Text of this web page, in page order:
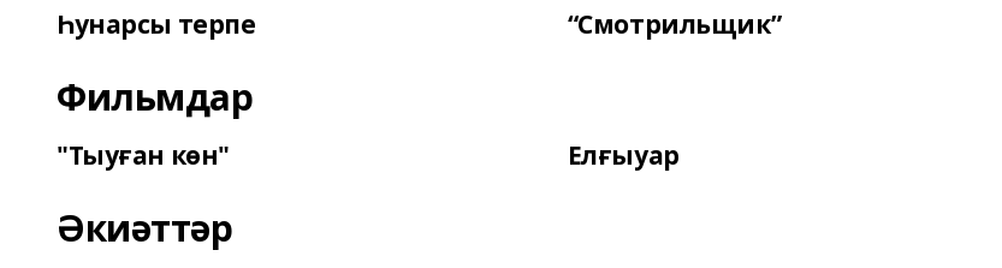
Һунарсы терпе “Смотрильщик”
Фильмдар
"Тыуған көн" Елғыуар
Әкиәттәр